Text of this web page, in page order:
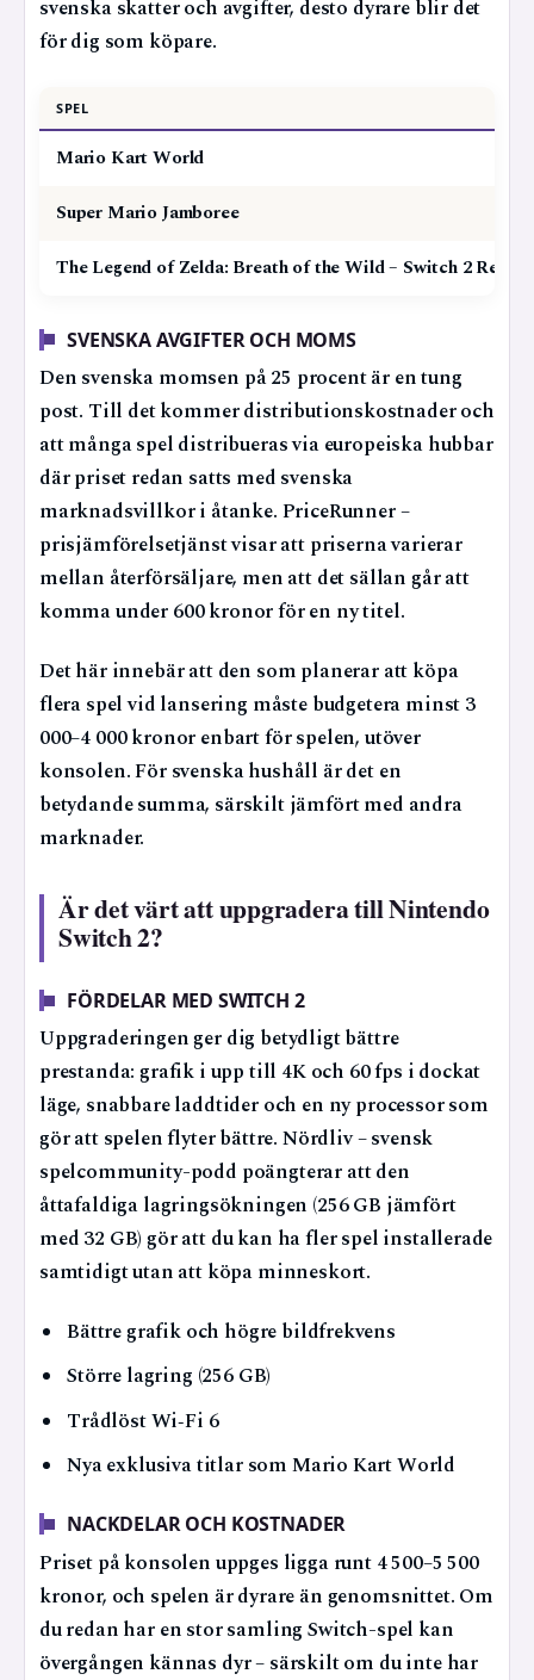
svenska skatter och avgifter, desto dyrare blir det
för dig som köpare.
SPEL
Mario Kart World
Super Mario Jamboree
The Legend of Zelda: Breath of the Wild – Switch 2
SVENSKA AVGIFTER OCH MOMS
Den svenska momsen på 25 procent är en tung
post. Till det kommer distributionskostnader och
att många spel distribueras via europeiska hubbar
där priset redan satts med svenska
marknadsvillkor i åtanke. PriceRunner –
prisjämförelsetjänst visar att priserna varierar
mellan återförsäljare, men att det sällan går att
komma under 600 kronor för en ny titel.
Det här innebär att den som planerar att köpa
flera spel vid lansering måste budgetera minst 3
000–4 000 kronor enbart för spelen, utöver
konsolen. För svenska hushåll är det en
betydande summa, särskilt jämfört med andra
marknader.
Är det värt att uppgradera till Nintendo
Switch 2?
FÖRDELAR MED SWITCH 2
Uppgraderingen ger dig betydligt bättre
prestanda: grafik i upp till 4K och 60 fps i dockat
läge, snabbare laddtider och en ny processor som
gör att spelen flyter bättre. Nördliv – svensk
spelcommunity-podd poängterar att den
åttafaldiga lagringsökningen (256 GB jämfört
med 32 GB) gör att du kan ha fler spel installerade
samtidigt utan att köpa minneskort.
Bättre grafik och högre bildfrekvens
Större lagring (256 GB)
Trådlöst Wi‑Fi 6
Nya exklusiva titlar som Mario Kart World
NACKDELAR OCH KOSTNADER
Priset på konsolen uppges ligga runt 4 500–5 500
kronor, och spelen är dyrare än genomsnittet. Om
du redan har en stor samling Switch-spel kan
övergången kännas dyr – särskilt om du inte har